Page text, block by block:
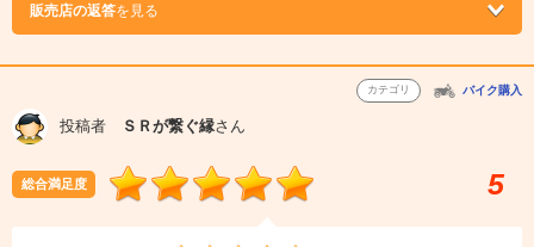
販売店の返答を見る
カテゴリ バイク購入
投稿者 ＳＲが繋ぐ縁さん
総合満足度 5